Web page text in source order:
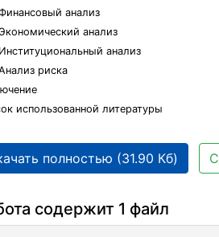
анализ
анализ
анализ
риска
использованной литературы
полностью (31.90 Кб)
содержит 1 файл